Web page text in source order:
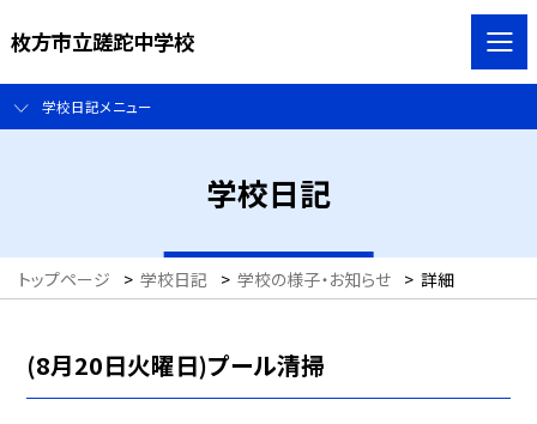
枚方市立蹉跎中学校
学校日記メニュー
学校日記
トップページ > 学校日記 > 学校の様子・お知らせ > 詳細
(8月20日火曜日)プール清掃